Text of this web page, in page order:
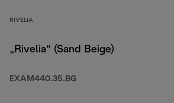
RIVELIA
„Rivelia“ (Sand Beige)
EXAM440.35.BG